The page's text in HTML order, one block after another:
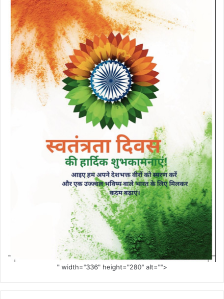
" width="336" height="280" alt="">